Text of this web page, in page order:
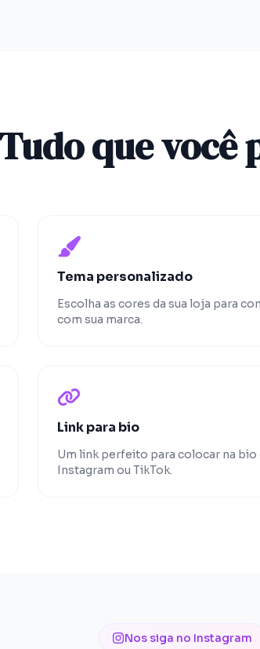
Tudo que você
Tema personalizado
Escolha as cores da sua loja para
com sua marca.
Link para bio
Um link perfeito para colocar na bio
Instagram ou TikTok.
Nos siga no Instagram